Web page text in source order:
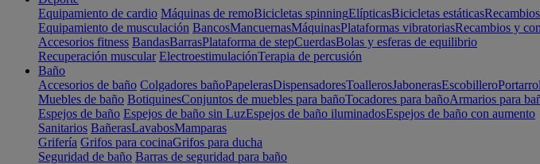
Equipamiento de cardio Máquinas de remoBicicletas spinningElípticasBicicletas estáticas
Equipamiento de musculación BancosMancuernasMáquinasPlataformas vibratoriasRecambios y
Accesorios fitness BandasBarrasPlataforma de stepCuerdasBolas y esferas de equilibrio
Recuperación muscular ElectroestimulaciónTerapia de percusión
Baño
Accesorios de baño Colgadores bañoPapelerasDispensadoresToallerosJabonerasEscobillero
Muebles de baño BotiquinesConjuntos de muebles para bañoTocadores para bañoArmarios para
Espejos de baño Espejos de baño sin LuzEspejos de baño iluminadosEspejos de baño con aumento
Sanitarios BañerasLavabosMamparas
Grifería Grifos para cocinaGrifos para ducha
Seguridad de baño Barras de seguridad para baño